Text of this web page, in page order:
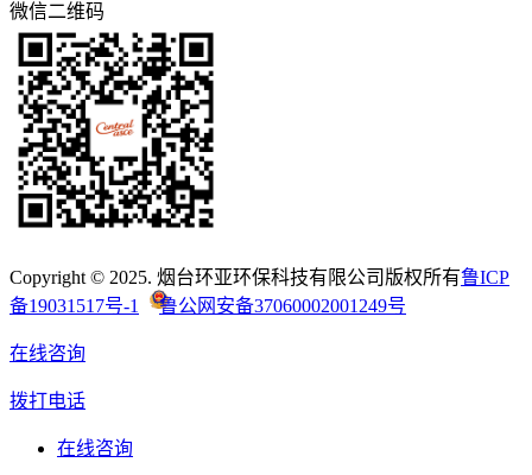
微信二维码
Copyright © 2025. 烟台环亚环保科技有限公司版权所有鲁ICP
备19031517号-1
鲁公网安备37060002001249号
在线咨询
拨打电话
在线咨询